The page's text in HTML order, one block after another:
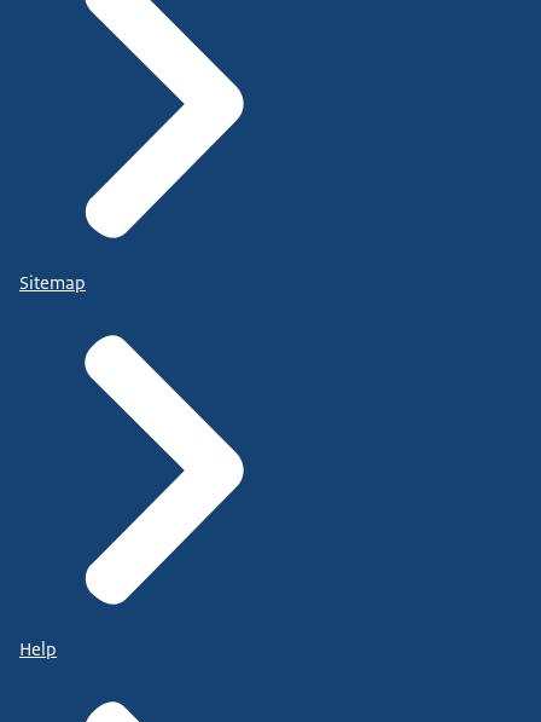
Sitemap
Help